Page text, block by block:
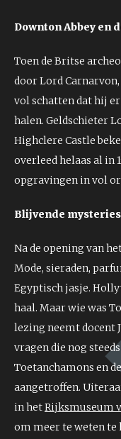
Downton Abbey en
Toen de Britse
door Lord
vol schatten dat hij
halen. Geldschieter
Highclere Castle
overleed helaas al in
opgravingen in vol
Blijvende mysteries
Na de opening van
Mode, sieraden,
Egyptisch jasje.
haal. Maar wie was
lezing neemt docent
vragen die nog
Toetanchamons en
aangetroffen.
in hetRijksmuseum
om meer te weten te